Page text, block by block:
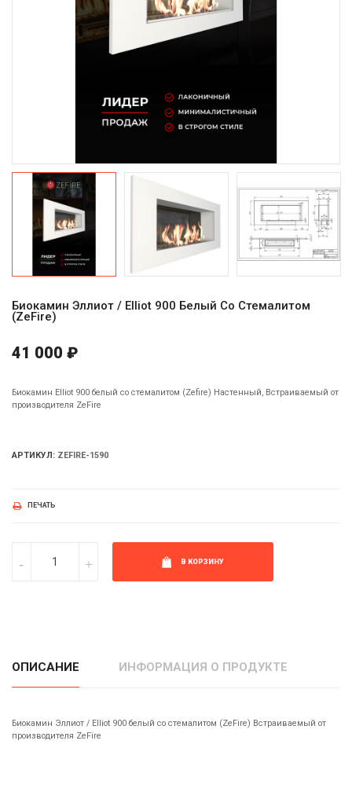
Биокамин Эллиот / Elliot 900 Белый Со Стемалитом
(ZeFire)
41 000 ₽
Биокамин Elliot 900 белый со стемалитом (Zefire) Настенный, Встраиваемый от
производителя ZeFire
АРТИКУЛ: ZEFIRE-1590
ПЕЧАТЬ
В КОРЗИНУ
ОПИСАНИЕ ИНФОРМАЦИЯ О ПРОДУКТЕ
Биокамин Эллиот / Elliot 900 белый со стемалитом (ZeFire) Встраиваемый от
производителя ZeFire